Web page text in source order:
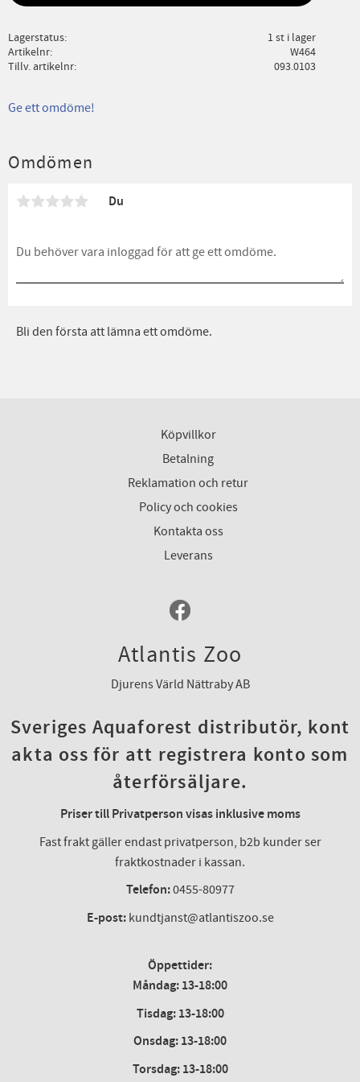
Lagerstatus
1 st i lager
Artikelnr
W464
Tillv. artikelnr
093.0103
Ge ett omdöme!
Omdömen
Du
Bli den första att lämna ett omdöme.
Köpvillkor
Betalning
Reklamation och retur
Policy och cookies
Kontakta oss
Leverans
Atlantis Zoo
Djurens Värld Nättraby AB
Sveriges Aquaforest distributör, kont
akta oss för att registrera konto som
återförsäljare.
Priser till Privatperson visas inklusive moms
Fast frakt gäller endast privatperson, b2b kunder ser
fraktkostnader i kassan.
Telefon:0455-80977
E-post:kundtjanst@atlantiszoo.se
Öppettider:
Måndag: 13-18:00
Tisdag: 13-18:00
Onsdag:13-18:00
Torsdag:13-18:00